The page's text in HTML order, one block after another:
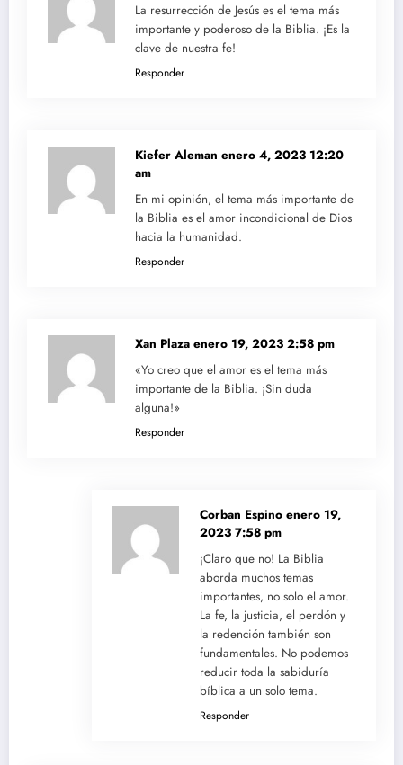
La resurrección de Jesús es el tema más
importante y poderoso de la Biblia. ¡Es la
clave de nuestra fe!
Responder
Kiefer Aleman enero 4, 2023 12:20
am
En mi opinión, el tema más importante de
la Biblia es el amor incondicional de Dios
hacia la humanidad.
Responder
Xan Plaza enero 19, 2023 2:58 pm
«Yo creo que el amor es el tema más
importante de la Biblia. ¡Sin duda
alguna!»
Responder
Corban Espino enero 19,
2023 7:58 pm
¡Claro que no! La Biblia
aborda muchos temas
importantes, no solo el amor.
La fe, la justicia, el perdón y
la redención también son
fundamentales. No podemos
reducir toda la sabiduría
bíblica a un solo tema.
Responder